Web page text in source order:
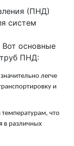
(ПНД)
систем
основные
ПНД:
легче
и
что
в различных